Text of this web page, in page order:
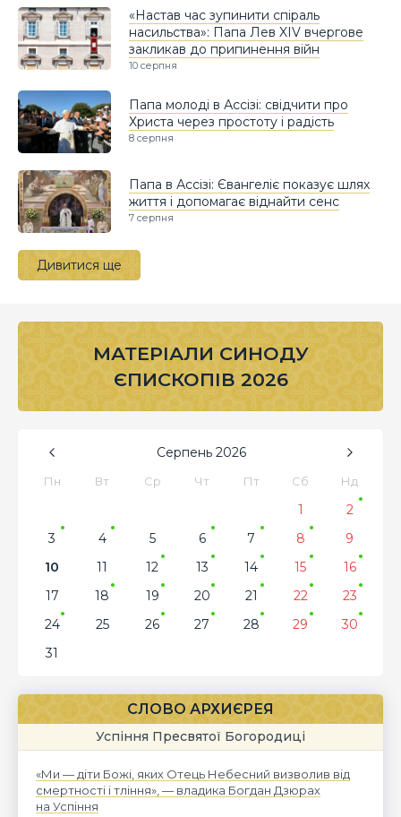
«Настав час зупинити спіраль
насильства»: Папа Лев XIV вчергове
закликав до припинення війн
10 серпня
Папа молоді в Ассізі: свідчити про
Христа через простоту і радість
8 серпня
Папа в Ассізі: Євангеліє показує шлях
життя і допомагає віднайти сенс
7 серпня
Дивитися ще
МАТЕРІАЛИ СИНОДУ
ЄПИСКОПІВ 2026
Серпень 2026
Пн Вт Ср Чт Пт Сб Нд
1
2
3
4 5 6 7 8
9
10
11 12 13 14 15
16
17
18 19 20 21 22
23
24
25 26 27 28 29
30
31
СЛОВО АРХИЄРЕЯ
Успіння Пресвятої Богородиці
«Ми — діти Божі, яких Отець Небесний визволив від
смертності і тління», — владика Богдан Дзюрах
на Успіння